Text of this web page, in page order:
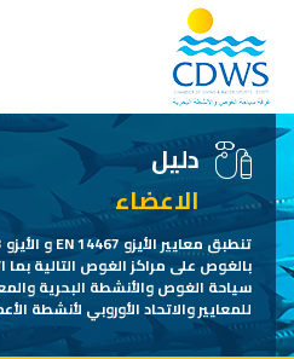
دليل
الاعضاء
بالغوص على مراكز الغوص التالية
سياحة الغوص والأنشطة البحرية
للمعايير والاتحاد الأوروبي لأنشطة